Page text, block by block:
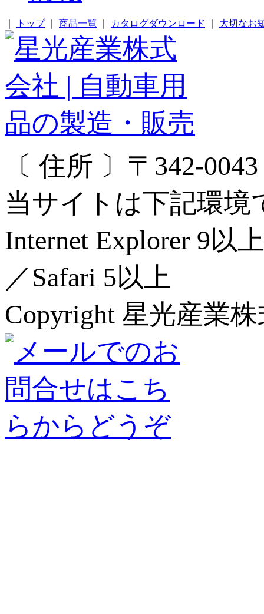
トップ｜ 商品一覧 カタログダウンロード 大切なお
〔 住所 〕〒342-
当サイトは下記環
Internet Explorer 9以
／Safari 5以上
Copyright 星光産業